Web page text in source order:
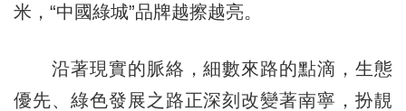
米，“中國綠城”品牌越擦越亮。
沿著現實的脈絡，細數來路的點滴，生態
優先、綠色發展之路正深刻改變著南寧，扮靚